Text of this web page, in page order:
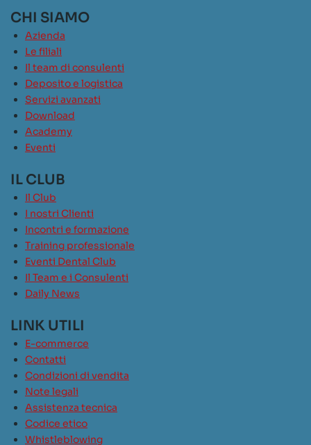
CHI SIAMO
Azienda
Le filiali
Il team di consulenti
Deposito e logistica
Servizi avanzati
Download
Academy
Eventi
IL CLUB
Il Club
I nostri Clienti
Incontri e formazione
Training professionale
Eventi Dental Club
Il Team e i Consulenti
Daily News
LINK UTILI
E-commerce
Contatti
Condizioni di vendita
Note legali
Assistenza tecnica
Codice etico
Whistleblowing